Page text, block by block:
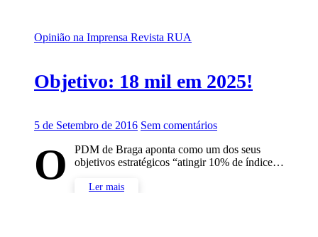
Opinião na Imprensa Revista RUA
Objetivo: 18 mil em 2025!
5 de Setembro de 2016 Sem comentários
O
PDM de Braga aponta como um dos seus
objetivos estratégicos “atingir 10% de índice…
Ler mais